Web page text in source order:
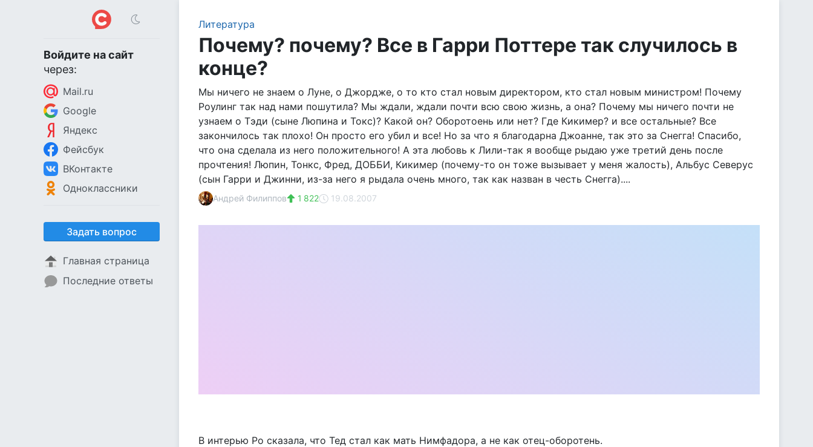
Войдите на сайт
через:
Mail.ru
Google
Яндекс
Фейсбук
ВКонтакте
Одноклассники
Задать вопрос
Главная страница
Последние ответы
Литература
Почему? почему? Все в Гарри Поттере так случилось в
конце?
Мы ничего не знаем о Луне, о Джордже, о то кто стал новым директором, кто стал новым министром! Почему
Роулинг так над нами пошутила? Мы ждали, ждали почти всю свою жизнь, а она? Почему мы ничего почти не
узнаем о Тэди (сыне Люпина и Токс)? Какой он? Оборотоень или нет? Где Кикимер? и все остальные? Все
закончилось так плохо! Он просто его убил и все! Но за что я благодарна Джоанне, так это за Снегга! Спасибо,
что она сделала из него положительного! А эта любовь к Лили-так я вообще рыдаю уже третий день после
прочтения! Люпин, Тонкс, Фред, ДОББИ, Кикимер (почему-то он тоже вызывает у меня жалость), Альбус Северус
(сын Гарри и Джинни, из-за него я рыдала очень много, так как назван в честь Снегга)....
Андрей Филиппов 1 822 19.08.2007
В интерью Ро сказала, что Тед стал как мать Нимфадора, а не как отец-оборотень.